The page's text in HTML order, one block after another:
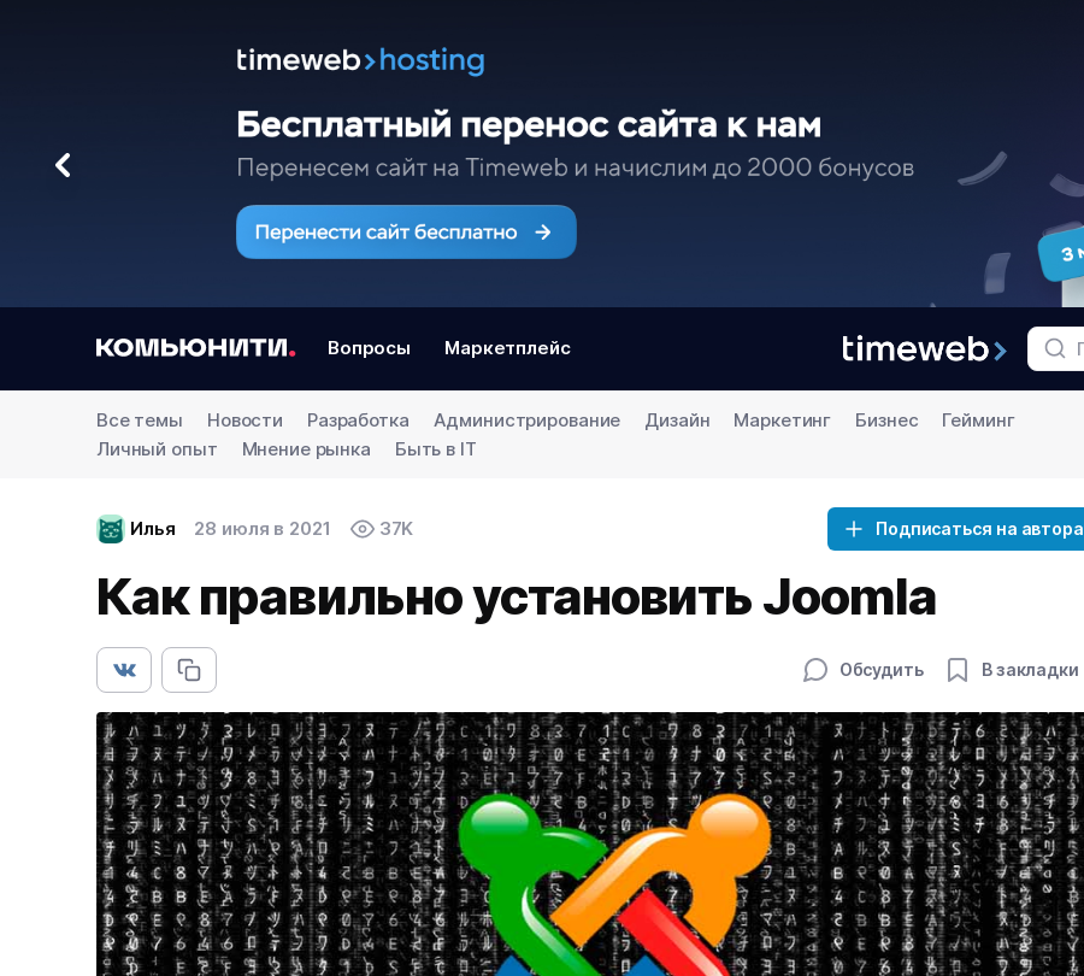
Вопросы Маркетплейс
Все темы Новости Разработка Администрирование Дизайн Маркетинг Бизнес
Гейминг
Личный опыт
Мнение рынка Быть в IT
Илья 28 июля в 2021 37K Подписаться на автора
Как правильно установить Joomla
Обсудить В закладки